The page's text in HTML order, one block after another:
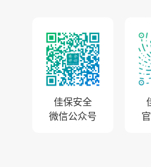
伴”，以技术赋能管理，以
帮助客户在复杂多变的环境
核心竞争力，实现安全与发
佳保安全
微信公众号